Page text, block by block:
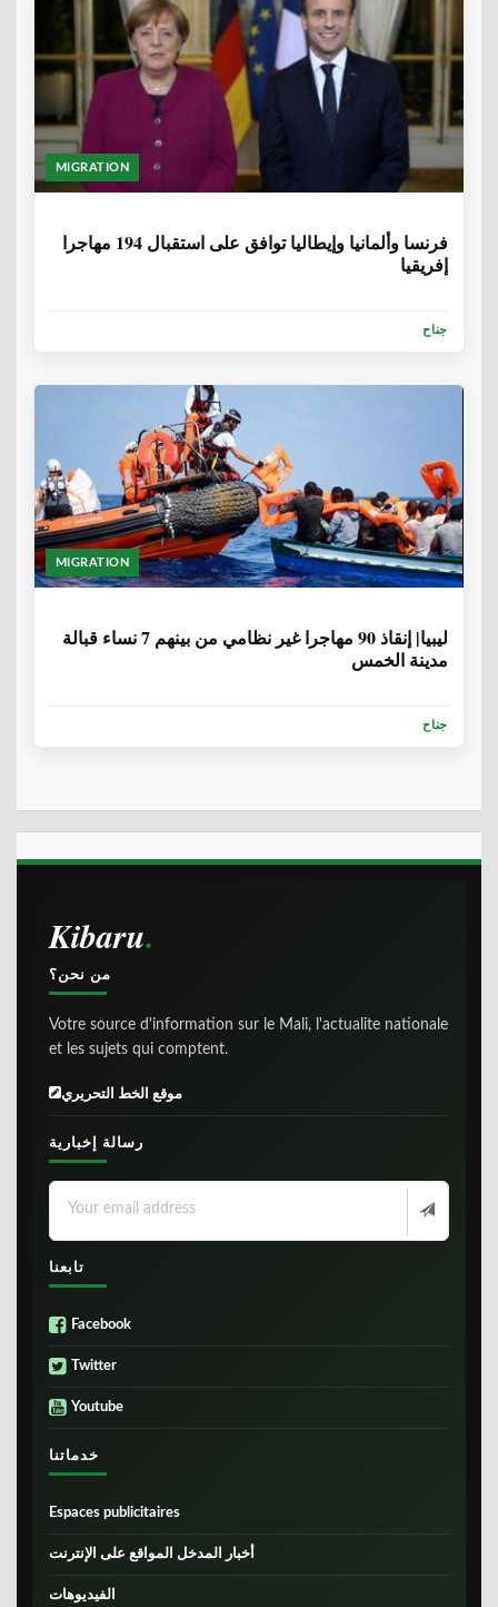
MIGRATION
فرنسا وألمانيا وإيطاليا توافق على استقبال 194 مهاجرا
إفريقيا
جناح
MIGRATION
ليبيا| إنقاذ 90 مهاجرا غير نظامي من بينهم 7 نساء قبالة
مدينة الخمس
جناح
Kibaru
من نحن؟
Votre source d'information sur le Mali, l'actualite nationale
et les sujets qui comptent.
موقع الخط التحريري
رسالة إخبارية
تابعنا
Facebook
Twitter
Youtube
خدماتنا
Espaces publicitaires
أخبار المدخل المواقع على الإنترنت
الفيديوهات